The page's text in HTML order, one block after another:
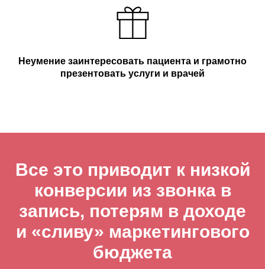
Неумение заинтересовать пациента и грамотно
презентовать услуги и врачей
Все это приводит к низкой
конверсии из звонка в
запись, потерям в доходе
и «сливу» маркетингового
бюджета